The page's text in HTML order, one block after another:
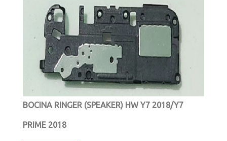
BOCINA RINGER (SPEAKER) HW Y7 2018/Y7
PRIME 2018